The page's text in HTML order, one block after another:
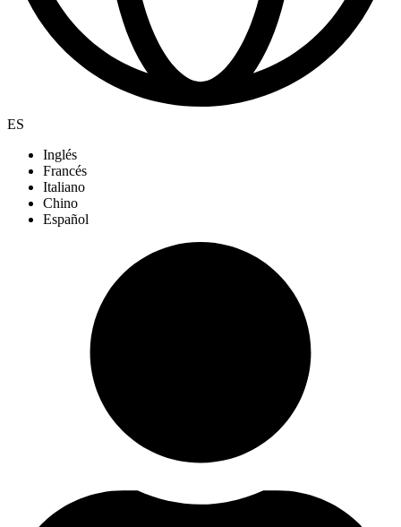
ES
Inglés
Francés
Italiano
Chino
Español